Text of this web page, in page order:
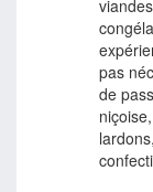
pas
de